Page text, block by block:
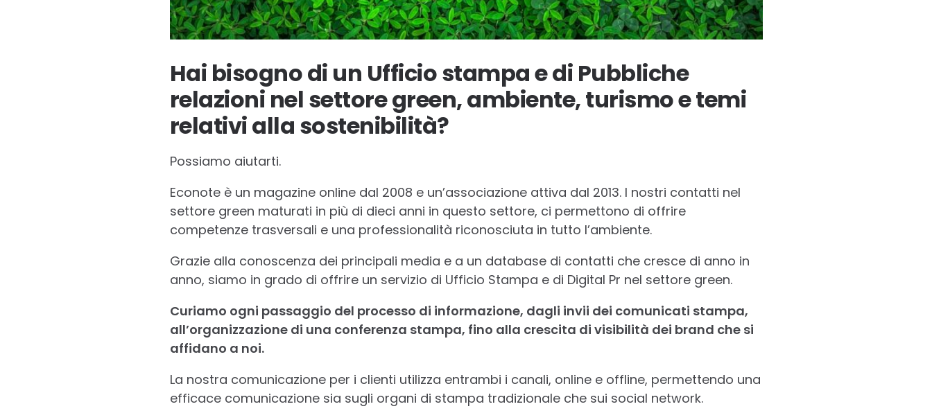
Hai bisogno di un Ufficio stampa e di Pubbliche
relazioni nel settore green, ambiente, turismo e temi
relativi alla sostenibilità?
Possiamo aiutarti.
Econote è un magazine online dal 2008 e un’associazione attiva dal 2013. I nostri contatti nel
settore green maturati in più di dieci anni in questo settore, ci permettono di offrire
competenze trasversali e una professionalità riconosciuta in tutto l’ambiente.
Grazie alla conoscenza dei principali media e a un database di contatti che cresce di anno in
anno, siamo in grado di offrire un servizio di Ufficio Stampa e di Digital Pr nel settore green.
Curiamo ogni passaggio del processo di informazione, dagli invii dei comunicati stampa,
all’organizzazione di una conferenza stampa, fino alla crescita di visibilità dei brand che si
affidano a noi.
La nostra comunicazione per i clienti utilizza entrambi i canali, online e offline, permettendo una
efficace comunicazione sia sugli organi di stampa tradizionale che sui social network.